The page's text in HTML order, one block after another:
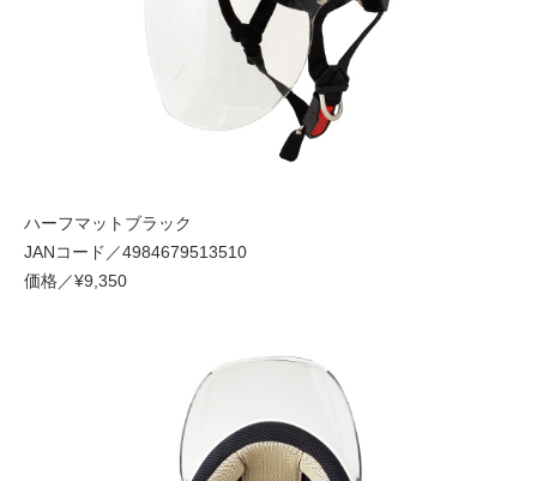
ハーフマットブラック
JANコード／4984679513510
価格／¥9,350